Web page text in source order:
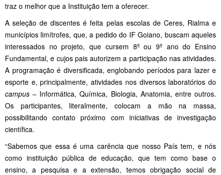
traz o melhor que a Instituição tem a oferecer.
A seleção de discentes é feita pelas escolas de Ceres, Rialma e
municípios limítrofes, que, a pedido do IF Goiano, buscam aqueles
interessados no projeto, que cursem 8º ou 9º ano do Ensino
Fundamental, e cujos pais autorizem a participação nas atividades.
A programação é diversificada, englobando períodos para lazer e
esporte e, principalmente, atividades nos diversos laboratórios do
campus – Informática, Química, Biologia, Anatomia, entre outros.
Os participantes, literalmente, colocam a mão na massa,
possibilitando contato próximo com iniciativas de investigação
científica.
“Sabemos que essa é uma carência que nosso País tem, e nós
como instituição pública de educação, que tem como base o
ensino, a pesquisa e a extensão, temos obrigação social de